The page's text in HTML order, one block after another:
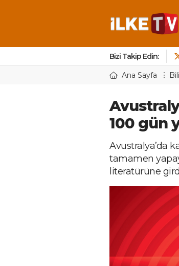
Bizi Takip Edin:
Ana Sayfa
100 gün
Avustralya’da
tamamen
literatürüne